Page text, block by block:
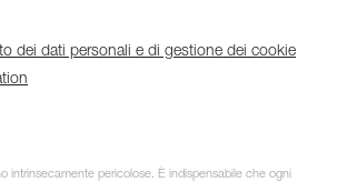
dei dati personali e di gestione dei cookie
intrinsecamente pericolose. È indispensabile che ogni